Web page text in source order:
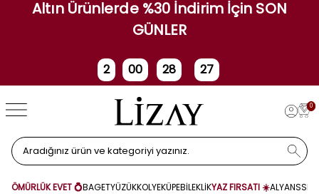
Altın Ürünlerde %30 İndirim İçin SON
GÜNLER
2
Gün
00
Saat
28 27
0
ÖMÜRLÜK EVET 💍BAGETYÜZÜKKOLYEKÜPEBİLEKLİKYAZ FIRSATI ☀️ALYANS